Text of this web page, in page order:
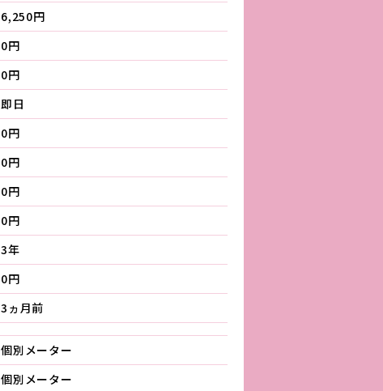
6,250円
0円
0円
即日
0円
0円
0円
0円
3年
0円
3ヵ月前
個別メーター
個別メーター